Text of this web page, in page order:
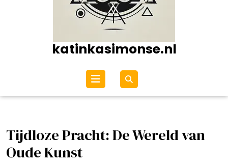
katinkasimonse.nl
Open
menu
Tijdloze Pracht: De Wereld van
Oude Kunst